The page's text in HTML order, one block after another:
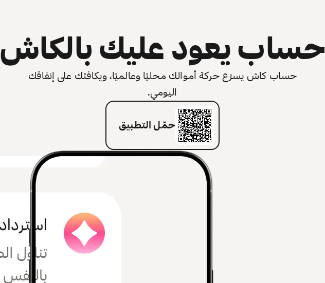
حساب يعود عليك بالكاش
حساب كاش يسرّع حركة أموالك محليًا وعالميًا، ويكافئك على إنفاقك
اليومي.
حمّل التطبيق